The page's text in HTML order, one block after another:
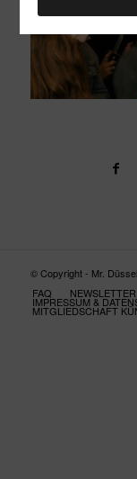
© Copyright - Mr.
FAQ
NEWSLETTER
IMPRESSUM &
MITGLIEDSCHAFT